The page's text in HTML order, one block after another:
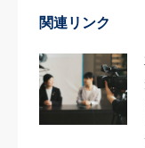
関連リンク